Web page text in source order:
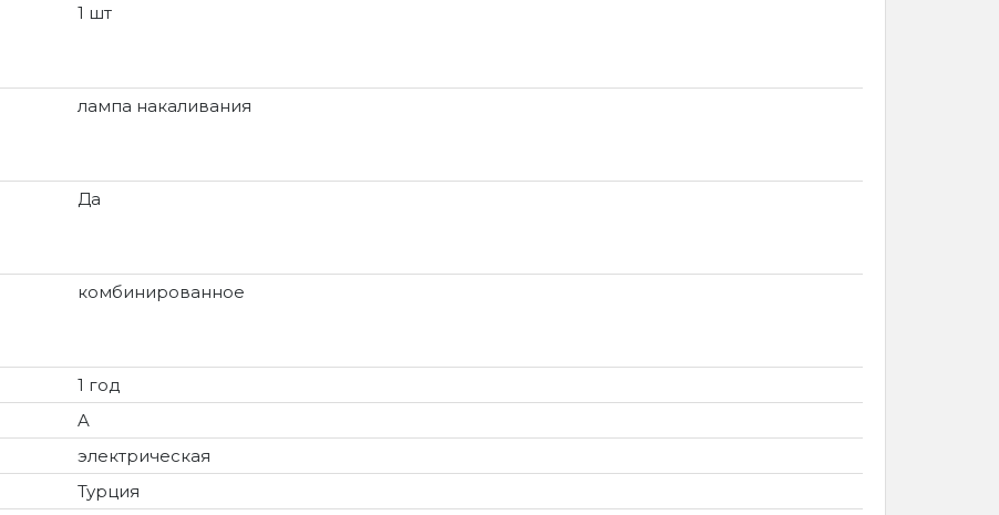
1 шт
лампа накаливания
Да
комбинированное
1 год
A
электрическая
Турция